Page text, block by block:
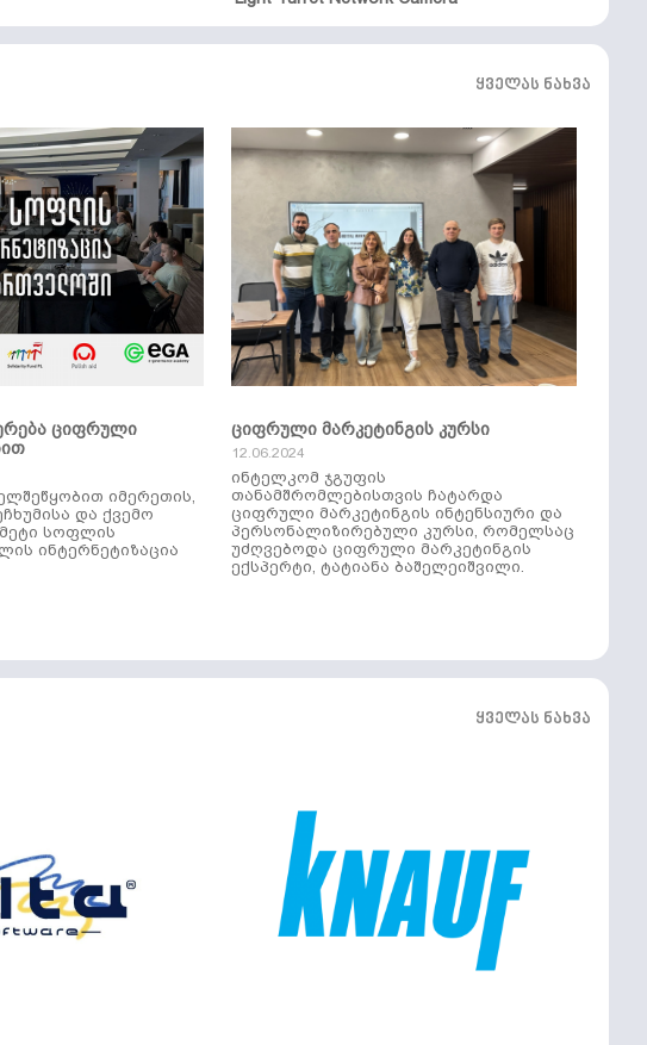
ყველას ნახვა
ციფრული
იმერეთის,
და ქვემო
მეტი სოფლის
ინტერნეტიზაცია
ციფრული მარკეტინგის კურსი
12.06.2024
ინტელკომ ჯგუფის
თანამშრომლებისთვის ჩატარდა
ციფრული მარკეტინგის ინტენსიური და
პერსონალიზირებული კურსი, რომელსაც
უძღვებოდა ციფრული მარკეტინგის
ექსპერტი, ტატიანა ბაშელეიშვილი.
ყველას ნახვა